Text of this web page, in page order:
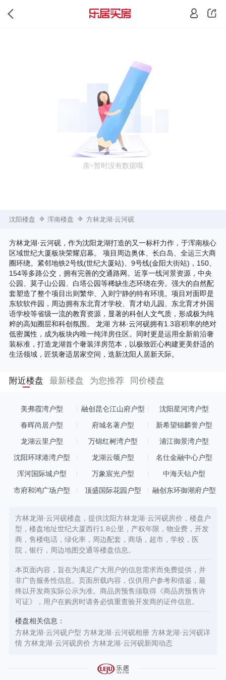
亲~暂时没有数据哦
沈阳楼盘 浑南楼盘 方林龙湖·云河砚
方林龙湖·云河砚，作为沈阳龙湖打造的又一标杆力作，于浑南核心
区域世纪大厦板块荣耀启幕。 项目周边奥体、长白岛、全运三大商
圈环绕。紧邻地铁2号线(世纪大厦站)、9号线(金阳大街站)，150、
154等多路公交，拥有完善的交通路网。近享一线河景资源，中央
公园、莫子山公园、白塔公园等稀缺生态环绕在旁。强大的自然配
套塑造了整个项目出则繁华、入则宁静的特有环境。项目对面即是
东软软件园，周边拥有东北育才学校、育才幼儿园、东北育才外国
语学校等省级一流的教育资源，显著的科创人文气质，形成极为纯
粹的高知圈层和科创氛围。 龙湖 方林·云河砚拥有1.3容积率的绝对
低密属性，成为板块内唯一纯洋房住区。同时更是运用全新前沿奢
装标准，打造龙湖首个奢装洋房范本，以极致匠心构建更美舒适的
生活领域，匠筑奢适居家空间，迭新沈阳人居新天际。
附近楼盘 最新楼盘 为您推荐 同价楼盘
美弗霞湾户型 融创昆仑江山府户型 沈阳星河湾户型
春晖尚居户型 府城名著户型 新希望锦麟誉户型
龙湖云里户型 万锦红树湾户型 浦江御景湾户型
沈阳环球港湾户型 龙湖云颂户型 名仕金融中心户型
浑河国际城户型 万象宸光户型 中海天钻户型
市府和鸿广场户型 顶盛国际花园户型 融创东环御潮府户型
方林龙湖·云河砚楼盘，提供沈阳方林龙湖·云河砚房价，楼盘户
型，楼盘地址世纪大厦西行1.8公里，产权年限，物业费，开发
商，售楼电话，绿化率，周边配套，商场，超市，学校，医
院，银行，周边地图交通等楼盘信息。
本页面内容，旨在为满足广大用户的信息需求而免费提供，并
非广告服务性信息。页面所载内容，仅供用户参考和借鉴，最
终以开发商实际公示为准。商品房预售须取得《商品房预售许
可证》，用户在购房时请务必慎重查验开发商的证件信息。
楼盘相关信息：
方林龙湖·云河砚户型 方林龙湖·云河砚相册 方林龙湖·云河砚详
情 方林龙湖·云河砚房价 方林龙湖·云河砚新闻动态